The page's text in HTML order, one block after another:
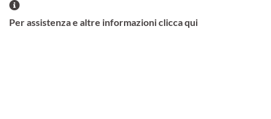
Per assistenza e altre informazioni clicca qui